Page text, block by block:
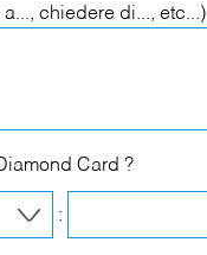
chiedere di..., etc...)
Card ?
: